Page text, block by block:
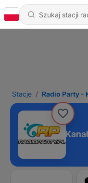
Stacje Radio Party -
Radio Party -